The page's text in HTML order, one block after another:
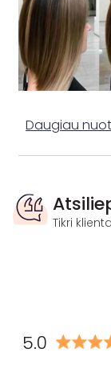
Daugiau
Tikri
5.0